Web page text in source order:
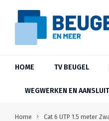
HOME TV BEUGEL
WEGWERKEN EN
Home Cat 6 UTP 1.5 meter